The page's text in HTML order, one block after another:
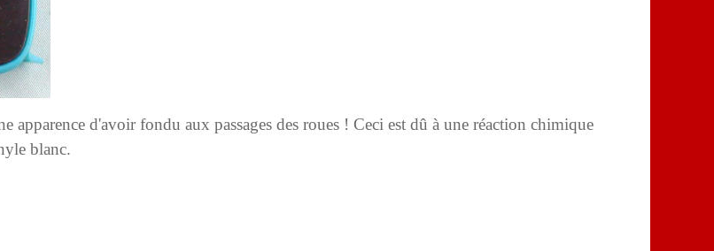
apparence d'avoir fondu aux passages des roues ! Ceci est dû à une réaction chimique
blanc.